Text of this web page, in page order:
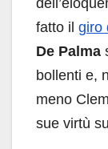
fatto il giro
De Palma
bollenti e,
meno
sue virtù